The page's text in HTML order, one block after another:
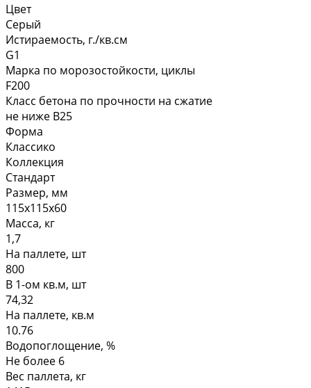
Цвет
Серый
Истираемость, г./кв.см
G1
Марка по морозостойкости, циклы
F200
Класс бетона по прочности на сжатие
не ниже В25
Форма
Классико
Коллекция
Стандарт
Размер, мм
115х115х60
Масса, кг
1,7
На паллете, шт
800
В 1-ом кв.м, шт
74,32
На паллете, кв.м
10.76
Водопоглощение, %
Не более 6
Вес паллета, кг